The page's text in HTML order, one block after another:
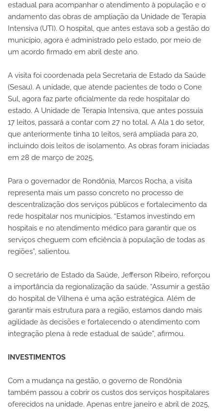
estadual para acompanhar o atendimento à população e o
andamento das obras de ampliação da Unidade de Terapia
Intensiva (UTI). O hospital, que antes estava sob a gestão do
município, agora é administrado pelo estado, por meio de
um acordo firmado em abril deste ano.
A visita foi coordenada pela Secretaria de Estado da Saúde
(Sesau). A unidade, que atende pacientes de todo o Cone
Sul, agora faz parte oficialmente da rede hospitalar do
estado. A Unidade de Terapia Intensiva, que antes possuía
17 leitos, passará a contar com 27 no total. A Ala 1 do setor,
que anteriormente tinha 10 leitos, será ampliada para 20,
incluindo dois leitos de isolamento. As obras foram iniciadas
em 28 de março de 2025.
Para o governador de Rondônia, Marcos Rocha, a visita
representa mais um passo concreto no processo de
descentralização dos serviços públicos e fortalecimento da
rede hospitalar nos municípios. “Estamos investindo em
hospitais e no atendimento médico para garantir que os
serviços cheguem com eficiência à população de todas as
regiões”, salientou.
O secretário de Estado da Saúde, Jefferson Ribeiro, reforçou
a importância da regionalização da saúde. “Assumir a gestão
do hospital de Vilhena é uma ação estratégica. Além de
garantir mais estrutura para a região, estamos dando mais
agilidade às decisões e fortalecendo o atendimento com
integração plena à rede estadual de saúde”, afirmou.
INVESTIMENTOS
Com a mudança na gestão, o governo de Rondônia
também passou a cobrir os custos dos serviços hospitalares
oferecidos na unidade. Apenas entre janeiro e abril de 2025,